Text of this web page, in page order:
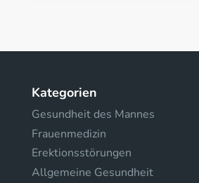
Kategorien
Gesundheit des Mannes
Frauenmedizin
Erektionsstörungen
Allgemeine Gesundheit